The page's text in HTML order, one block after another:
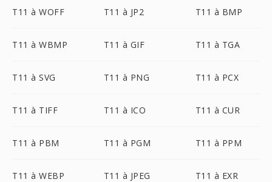
T11 à WOFF T11 à JP2 T11 à BMP
T11 à WBMP T11 à GIF T11 à TGA
T11 à SVG T11 à PNG T11 à PCX
T11 à TIFF T11 à ICO T11 à CUR
T11 à PBM T11 à PGM T11 à PPM
T11 à WEBP T11 à JPEG T11 à EXR